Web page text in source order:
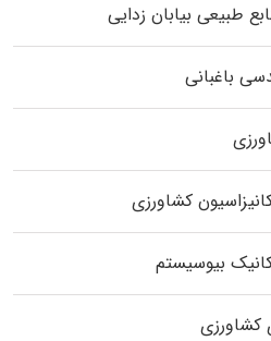
طبیعی بیابان زدایی
باغبانی
کشاورزی
بیوسیستم
کشاورزی